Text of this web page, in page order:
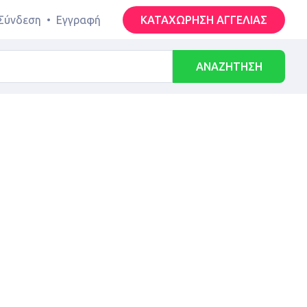
• Εγγραφή ΚΑΤΑΧΩΡΗΣΗ ΑΓΓΕΛΙΑΣ
ΑΝΑΖΗΤΗΣΗ